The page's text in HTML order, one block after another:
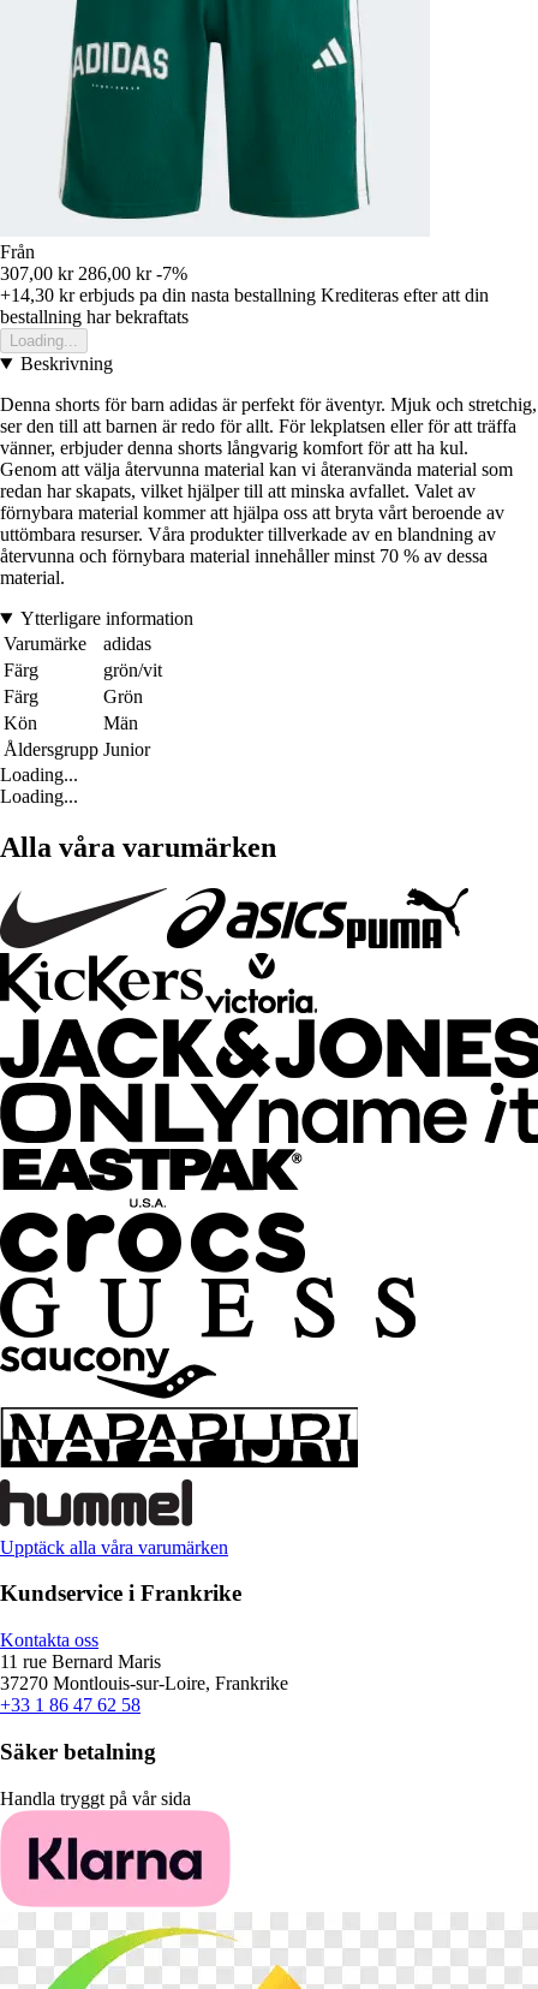
Från
307,00 kr 286,00 kr -7%
+14,30 krerbjuds pa din nasta bestallning Krediteras efter att din
bestallning har bekraftats
Loading...
Beskrivning
Denna shorts för barn adidas är perfekt för äventyr. Mjuk och stretchig,
ser den till att barnen är redo för allt. För lekplatsen eller för att träffa
vänner, erbjuder denna shorts långvarig komfort för att ha kul.
Genom att välja återvunna material kan vi återanvända material som
redan har skapats, vilket hjälper till att minska avfallet. Valet av
förnybara material kommer att hjälpa oss att bryta vårt beroende av
uttömbara resurser. Våra produkter tillverkade av en blandning av
återvunna och förnybara material innehåller minst 70 % av dessa
material.
Ytterligare information
Varumärke
adidas
Färg
grön/vit
Färg
Grön
Kön
Män
Åldersgrupp Junior
Loading...
Loading...
Alla våra varumärken
Upptäck alla våra varumärken
Kundservice i Frankrike
Kontakta oss
11 rue Bernard Maris
37270 Montlouis-sur-Loire, Frankrike
+33 1 86 47 62 58
Säker betalning
Handla tryggt på vår sida